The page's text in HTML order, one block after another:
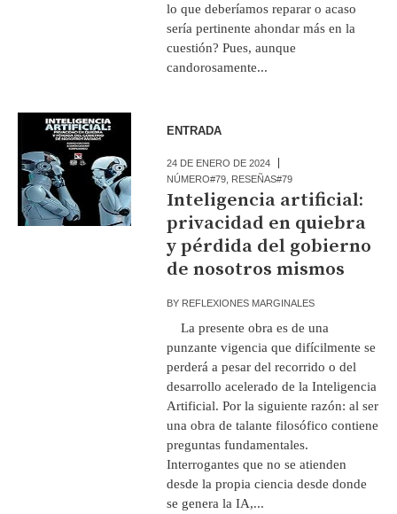
lo que deberíamos reparar o acaso
sería pertinente ahondar más en la
cuestión? Pues, aunque
candorosamente...
ENTRADA
24 DE ENERO DE 2024
NÚMERO#79 RESEÑAS#79
Inteligencia artificial:
privacidad en quiebra
y pérdida del gobierno
de nosotros mismos
BY REFLEXIONES MARGINALES
La presente obra es de una
punzante vigencia que difícilmente se
perderá a pesar del recorrido o del
desarrollo acelerado de la Inteligencia
Artificial. Por la siguiente razón: al ser
una obra de talante filosófico contiene
preguntas fundamentales.
Interrogantes que no se atienden
desde la propia ciencia desde donde
se genera la IA,...